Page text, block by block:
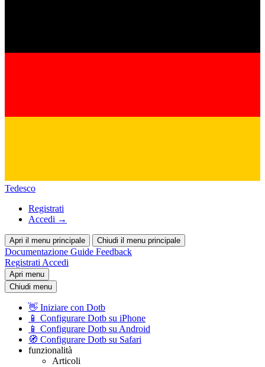
Tedesco
Registrati
Accedi →
Apri il menu principale Chiudi il menu principale
Documentazione Guide Feedback
Registrati Accedi
Apri menu
Chiudi menu
👋 Iniziare con Dotb
📱 Configurare Dotb su iPhone
📱 Configurare Dotb su Android
🧭 Configurare Dotb su Safari
funzionalità
Articoli